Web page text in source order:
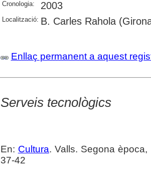
Cronologia:
2003
Localització: B. Carles Rahola
Enllaç permanent a aquest
Serveis tecnològics
En: Cultura. Valls. Segona
37-42